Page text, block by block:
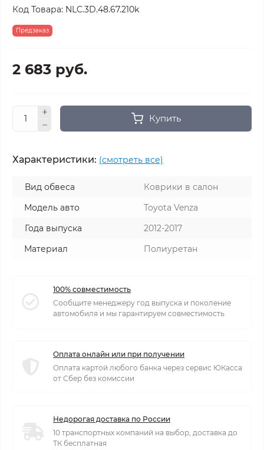
Код Товара: NLC.3D.48.67.210k
Предзаказ
2 683 руб.
Купить
Характеристики: (смотреть все)
Вид обвеса
Коврики в салон
Модель авто
Toyota Venza
Года выпуска
2012-2017
Материал
Полиуретан
100% совместимость
Сообщите менеджеру год выпуска и поколение
автомобиля и мы гарантируем совместимость
Оплата онлайн или при получении
Оплата картой любого банка через сервис ЮКасса
от Сбер без комиссии
Недорогая доставка по России
10 транспортных компаний на выбор, доставка до
ТК бесплатная